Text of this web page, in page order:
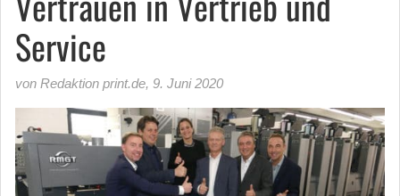
Service
von Redaktion print.de, 9. Juni 2020